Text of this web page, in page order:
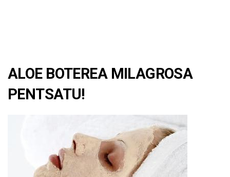
ALOE BOTEREA MILAGROSA
PENTSATU!